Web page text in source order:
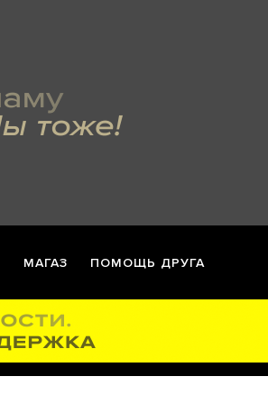
МАГАЗ ПОМОЩЬ ДРУГА